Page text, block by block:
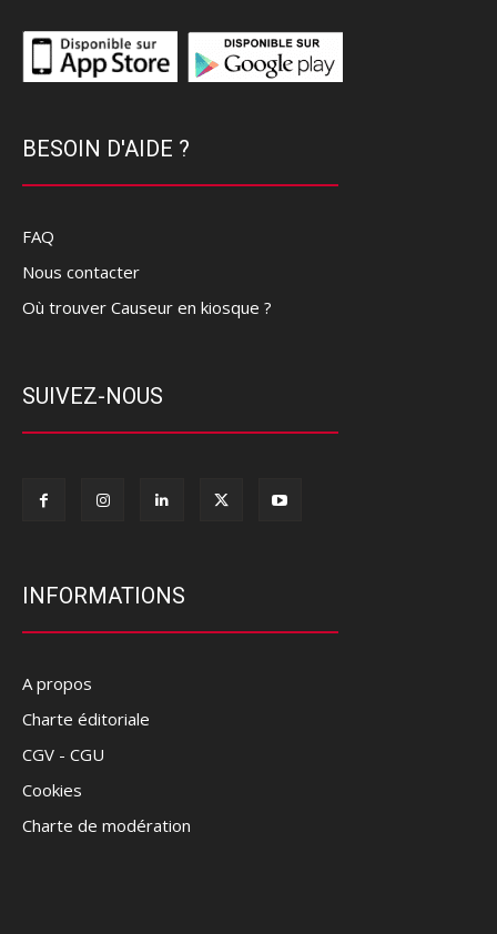
BESOIN D'AIDE ?
FAQ
Nous contacter
Où trouver Causeur en kiosque ?
SUIVEZ-NOUS
INFORMATIONS
A propos
Charte éditoriale
CGV - CGU
Cookies
Charte de modération